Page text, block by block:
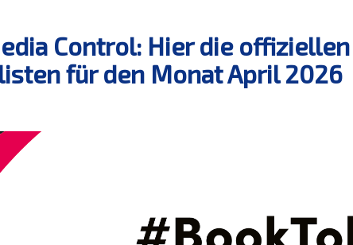
Control: Hier die
für den Monat April